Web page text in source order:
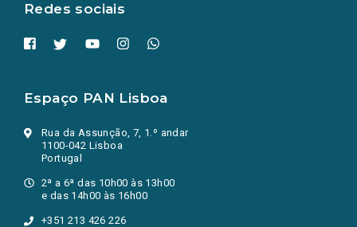
Redes sociais
Espaço PAN Lisboa
Rua da Assunção, 7, 1.º andar
1100-042 Lisboa
Portugal
2ª a 6ª das 10h00 às 13h00
e das 14h00 às 16h00
+351 213 426 226